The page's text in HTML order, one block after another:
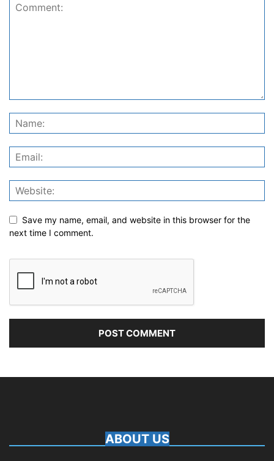
Save my name, email, and website in this browser for the
next time I comment.
ABOUT US